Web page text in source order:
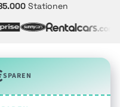
Stationen
SPAREN